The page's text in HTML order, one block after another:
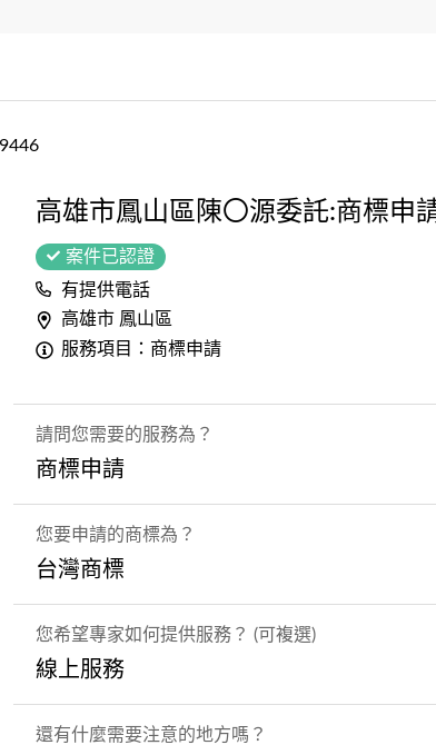
高雄市鳳山區陳〇源委託:商標申
案件已認證
有提供電話
高雄市 鳳山區
服務項目：商標申請
請問您需要的服務為？
商標申請
您要申請的商標為？
台灣商標
您希望專家如何提供服務？ (可複選)
線上服務
還有什麼需要注意的地方嗎？